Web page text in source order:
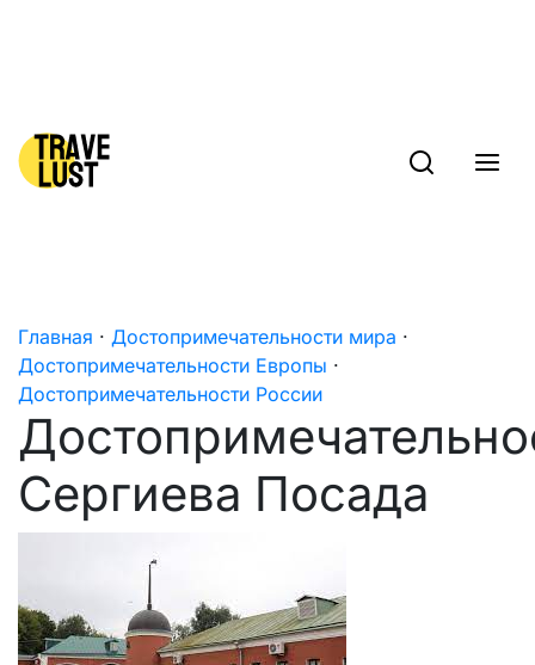
Главная · Достопримечательности мира ·
Достопримечательности Европы ·
Достопримечательности России
Сергиева Посада